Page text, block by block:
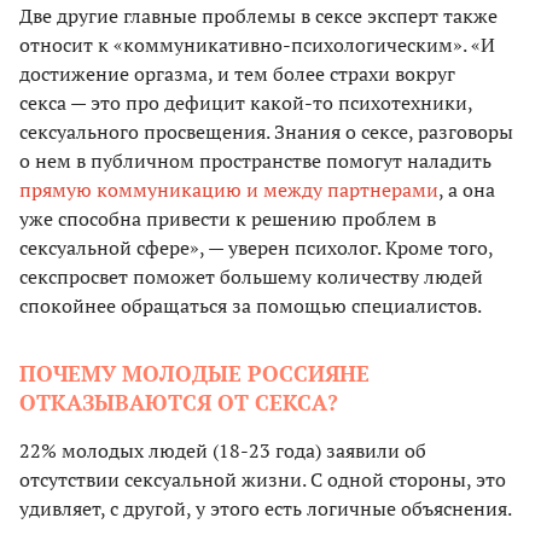
Две другие главные проблемы в сексе эксперт также
относит к «коммуникативно-психологическим». «И
достижение оргазма, и тем более страхи вокруг
секса — это про дефицит какой-то психотехники,
сексуального просвещения. Знания о сексе, разговоры
о нем в публичном пространстве помогут наладить
прямую коммуникацию и между партнерами, а она
уже способна привести к решению проблем в
сексуальной сфере», — уверен психолог. Кроме того,
секспросвет поможет большему количеству людей
спокойнее обращаться за помощью специалистов.
ПОЧЕМУ МОЛОДЫЕ РОССИЯНЕ
ОТКАЗЫВАЮТСЯ ОТ СЕКСА?
22% молодых людей (18-23 года) заявили об
отсутствии сексуальной жизни. С одной стороны, это
удивляет, с другой, у этого есть логичные объяснения.